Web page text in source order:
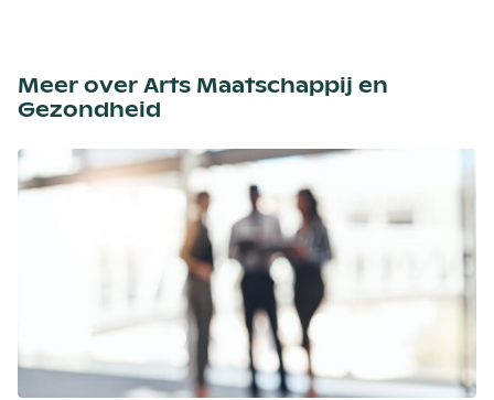
Meer over Arts Maatschappij en
Gezondheid